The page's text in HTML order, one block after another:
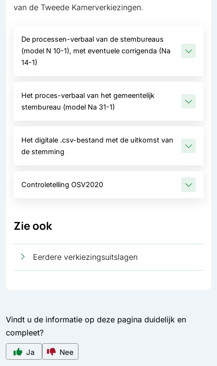
van de Tweede Kamerverkiezingen.
De processen-verbaal van de stembureaus
(model N 10-1), met eventuele corrigenda (Na
14-1)
Het proces-verbaal van het gemeentelijk
stembureau (model Na 31-1)
Het digitale .csv-bestand met de uitkomst van
de stemming
Controletelling OSV2020
Zie ook
Eerdere verkiezingsuitslagen
Vindt u de informatie op deze pagina duidelijk en
compleet?
Ja Nee